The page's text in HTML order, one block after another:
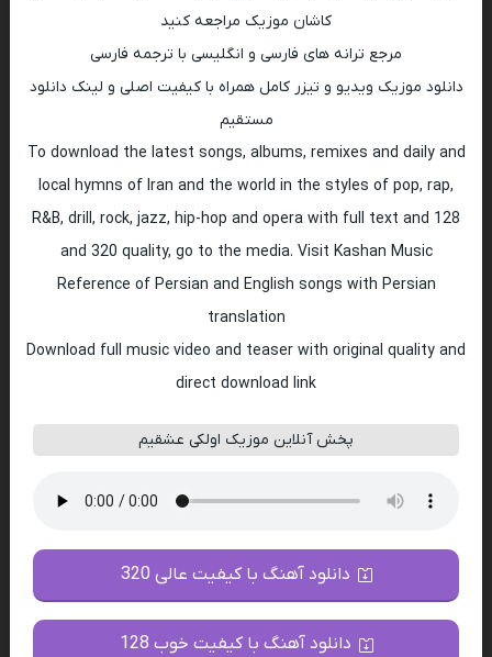
کاشان موزیک مراجعه کنید
مرجع ترانه های فارسی و انگلیسی با ترجمه فارسی
دانلود موزیک ویدیو و تیزر کامل همراه با کیفیت اصلی و لینک دانلود
مستقیم
To download the latest songs, albums, remixes and daily and
local hymns of Iran and the world in the styles of pop, rap,
R&B, drill, rock, jazz, hip-hop and opera with full text and 128
and 320 quality, go to the media. Visit Kashan Music
Reference of Persian and English songs with Persian
translation
Download full music video and teaser with original quality and
direct download link
پخش آنلاین موزیک اولکی عشقیم
دانلود آهنگ با کیفیت عالی 320
دانلود آهنگ با کیفیت خوب 128